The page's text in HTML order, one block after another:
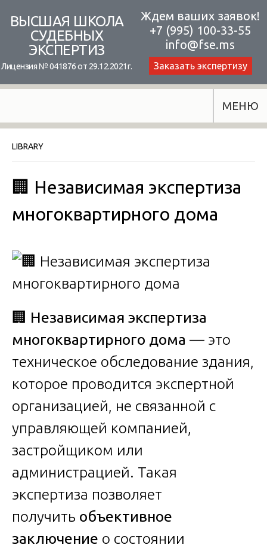
content
ВЫСШАЯ ШКОЛА
СУДЕБНЫХ
ЭКСПЕРТИЗ
Лицензия № 041876 от 29.12.2021г.
Ждем ваших заявок!
+7 (995) 100-33-55
info@fse.ms
Заказать экспертизу
МЕНЮ
LIBRARY
🏢 Независимая экспертиза
многоквартирного дома
🏢 Независимая экспертиза
многоквартирного дома — это
техническое обследование здания,
которое проводится экспертной
организацией, не связанной с
управляющей компанией,
застройщиком или
администрацией. Такая
экспертиза позволяет
получить объективное
заключение о состоянии